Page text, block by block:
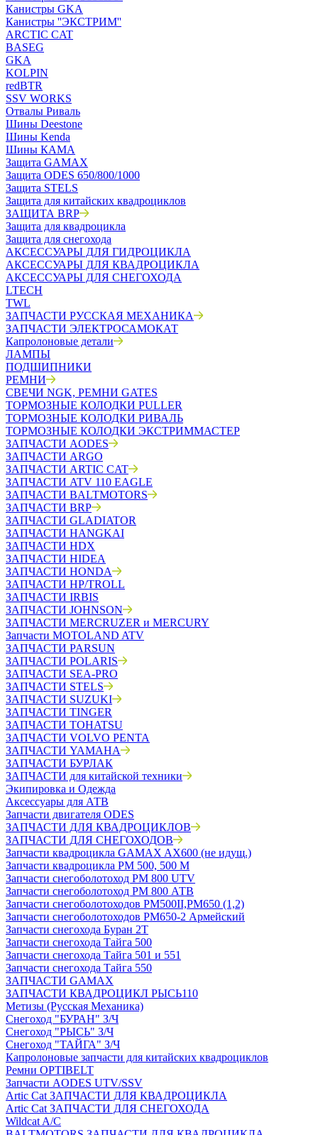
Канистры GKA
Канистры ''ЭКСТРИМ''
ARCTIC CAT
BASEG
GKA
KOLPIN
redBTR
SSV WORKS
Отвалы Риваль
Шины Deestone
Шины Kenda
Шины КАМА
Защита GAMAX
Защита ODES 650/800/1000
Защита STELS
Защита для китайских квадроциклов
ЗАЩИТА BRP
Защита для квадроцикла
Защита для снегохода
АКСЕССУАРЫ ДЛЯ ГИДРОЦИКЛА
АКСЕССУАРЫ ДЛЯ КВАДРОЦИКЛА
АКСЕССУАРЫ ДЛЯ СНЕГОХОДА
LTECH
TWL
ЗАПЧАСТИ РУССКАЯ МЕХАНИКА
ЗАПЧАСТИ ЭЛЕКТРОСАМОКАТ
Капролоновые детали
ЛАМПЫ
ПОДШИПНИКИ
РЕМНИ
СВЕЧИ NGK, РЕМНИ GATES
ТОРМОЗНЫЕ КОЛОДКИ PULLER
ТОРМОЗНЫЕ КОЛОДКИ РИВАЛЬ
ТОРМОЗНЫЕ КОЛОДКИ ЭКСТРИММАСТЕР
ЗАПЧАСТИ AODES
ЗАПЧАСТИ ARGO
ЗАПЧАСТИ ARTIC CAT
ЗАПЧАСТИ ATV 110 EAGLE
ЗАПЧАСТИ BALTMOTORS
ЗАПЧАСТИ BRP
ЗАПЧАСТИ GLADIATOR
ЗАПЧАСТИ HANGKAI
ЗАПЧАСТИ HDX
ЗАПЧАСТИ HIDEA
ЗАПЧАСТИ HONDA
ЗАПЧАСТИ HP/TROLL
ЗАПЧАСТИ IRBIS
ЗАПЧАСТИ JOHNSON
ЗАПЧАСТИ MERCRUZER и MERCURY
Запчасти MOTOLAND ATV
ЗАПЧАСТИ PARSUN
ЗАПЧАСТИ POLARIS
ЗАПЧАСТИ SEA-PRO
ЗАПЧАСТИ STELS
ЗАПЧАСТИ SUZUKI
ЗАПЧАСТИ TINGER
ЗАПЧАСТИ TOHATSU
ЗАПЧАСТИ VOLVO PENTA
ЗАПЧАСТИ YAMAHA
ЗАПЧАСТИ БУРЛАК
ЗАПЧАСТИ для китайской техники
Экипировка и Одежда
Аксессуары для АТВ
Запчасти двигателя ODES
ЗАПЧАСТИ ДЛЯ КВАДРОЦИКЛОВ
ЗАПЧАСТИ ДЛЯ СНЕГОХОДОВ
Запчасти квадроцикла GAMAX AX600 (не идущ.)
Запчасти квадроцикла РМ 500, 500 М
Запчасти снегоболотоход РМ 800 UTV
Запчасти снегоболотоход РМ 800 АТВ
Запчасти снегоболотоходов РМ500II,РМ650 (1,2)
Запчасти снегоболотоходов РМ650-2 Армейский
Запчасти снегохода Буран 2Т
Запчасти снегохода Тайга 500
Запчасти снегохода Тайга 501 и 551
Запчасти снегохода Тайга 550
ЗАПЧАСТИ GAMAX
ЗАПЧАСТИ КВАДРОЦИКЛ РЫСЬ110
Метизы (Русская Механика)
Снегоход "БУРАН" З/Ч
Снегоход "РЫСЬ" З/Ч
Снегоход "ТАЙГА" З/Ч
Капролоновые запчасти для китайских квадроциклов
Ремни OPTIBELT
Запчасти AODES UTV/SSV
Artic Cat ЗАПЧАСТИ ДЛЯ КВАДРОЦИКЛА
Artic Cat ЗАПЧАСТИ ДЛЯ СНЕГОХОДА
Wildcat A/C